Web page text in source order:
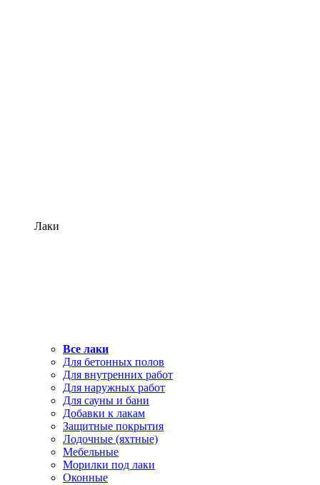
Лаки
Все лаки
Для бетонных полов
Для внутренних работ
Для наружных работ
Для сауны и бани
Добавки к лакам
Защитные покрытия
Лодочные (яхтные)
Мебельные
Морилки под лаки
Оконные